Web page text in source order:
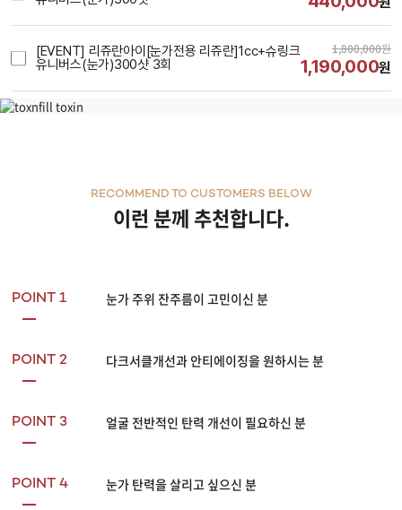
[EVENT] 리쥬란아이[눈가전용 리쥬란]1cc+슈링크
유니버스(눈가)300샷 3회
1,800,000원
1,190,000원
이런 분께 추천합니다.
RECOMMEND TO CUSTOMERS BELOW
POINT 1 눈가 주위 잔주름이 고민이신 분
POINT 2 다크서클개선과 안티에이징을 원하시는 분
POINT 3 얼굴 전반적인 탄력 개선이 필요하신 분
POINT 4 눈가 탄력을 살리고 싶으신 분